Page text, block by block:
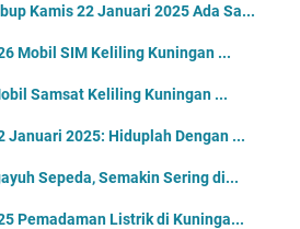
Kamis 22 Januari 2025 Ada Sa...
Mobil SIM Keliling Kuningan ...
Samsat Keliling Kuningan ...
Januari 2025: Hiduplah Dengan ...
Sepeda, Semakin Sering di...
Pemadaman Listrik di Kuninga...